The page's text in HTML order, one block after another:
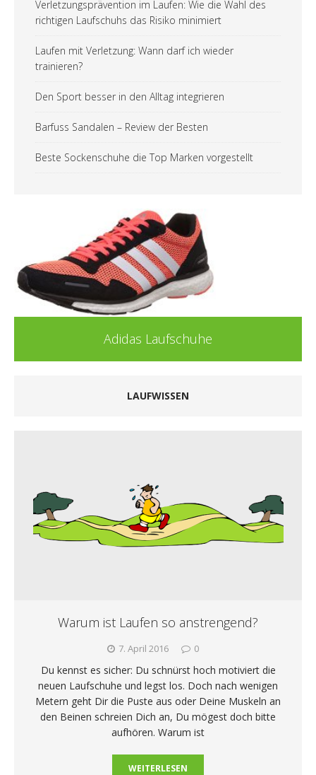
Verletzungsprävention im Laufen: Wie die Wahl des
richtigen Laufschuhs das Risiko minimiert
Laufen mit Verletzung: Wann darf ich wieder
trainieren?
Den Sport besser in den Alltag integrieren
Barfuss Sandalen – Review der Besten
Beste Sockenschuhe die Top Marken vorgestellt
LAUFWISSEN
Warum ist Laufen so anstrengend?
7. April 2016 0
Du kennst es sicher: Du schnürst hoch motiviert die
neuen Laufschuhe und legst los. Doch nach wenigen
Metern geht Dir die Puste aus oder Deine Muskeln an
den Beinen schreien Dich an, Du mögest doch bitte
aufhören. Warum ist
WEITERLESEN